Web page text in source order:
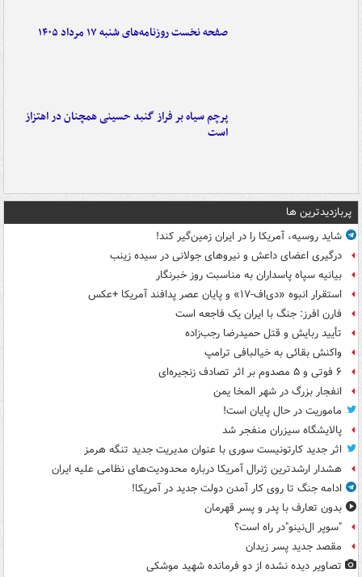
صفحه نخست روزنامه‌های شنبه ۱۷ مرداد ۱۴۰۵
پرچم سیاه بر فراز گنبد حسینی همچنان در اهتزاز
است
پربازدیدترین ها
شاید روسیه، آمریکا را در ایران زمین‌گیر کند!
درگیری اعضای داعش و نیروهای جولانی در سیده زینب
بیانیه سپاه پاسداران به مناسبت روز خبرنگار
استقرار انبوه «دی‌اف‑۱۷» و پایان عصر پدافند آمریکا +عکس
فارن افرز: جنگ با ایران یک فاجعه است
تأیید ربایش و قتل حمیدرضا رجب‌زاده
واکنش بقائی به خیالبافی ترامپ
۶ فوتی و ۵ مصدوم بر اثر تصادف زنجیره‌ای
انفجار بزرگ در شهر المخا یمن
ماموریت در حال پایان است!
پالایشگاه سیزران منفجر شد
اثر جدید کارتونیست سوری با عنوان مدیریت جدید تنگه هرمز
هشدار ارشدترین ژنرال آمریکا درباره محدودیت‌های نظامی علیه ایران
ادامه جنگ تا روی کار آمدن دولت جدید در آمریکا!
بدون تعارف با پدر و پسر قهرمان
"سوپر ال‌نینو"در راه است؟
مقصد جدید پسر زیدان
تصاویر دیده‌ نشده از دو فرمانده شهید موشکی